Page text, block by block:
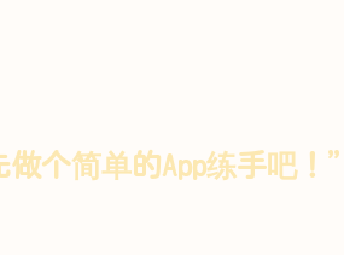
做个简单的App练手吧！”